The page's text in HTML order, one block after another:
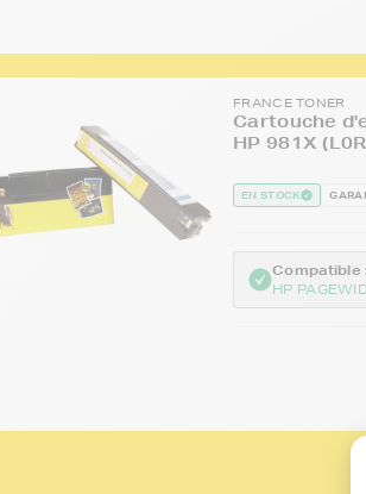
FRANCE TONER
Cartouche
HP 981X
EN STOCK
Compatible
HP